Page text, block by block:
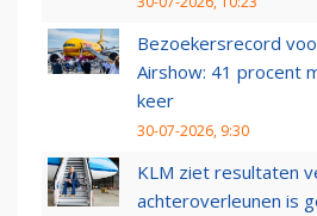
Bezoekersrecord
Airshow: 41 procent
keer
30-07-2026, 9:30
KLM ziet resultaten
achteroverleunen is